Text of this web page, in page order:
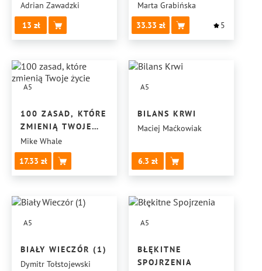
Adrian Zawadzki
13
Marta Grabińska
33.33
5
A5
100 ZASAD, KTÓRE
ZMIENIĄ TWOJE
ŻYCIE
Mike Whale
17.33
A5
BILANS KRWI
Maciej Maćkowiak
6.3
A5
BIAŁY WIECZÓR (1)
Dymitr Tołstojewski
A5
BŁĘKITNE
SPOJRZENIA